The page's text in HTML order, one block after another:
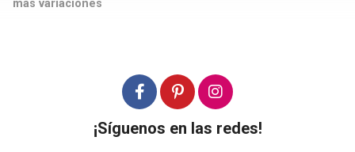
¡Síguenos en las redes!